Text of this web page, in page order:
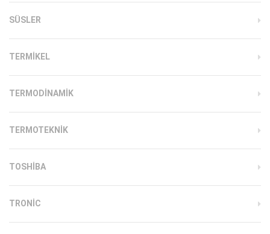
SÜSLER
TERMIKEL
TERMODINAMIK
TERMOTEKNIK
TOSHIBA
TRONIC